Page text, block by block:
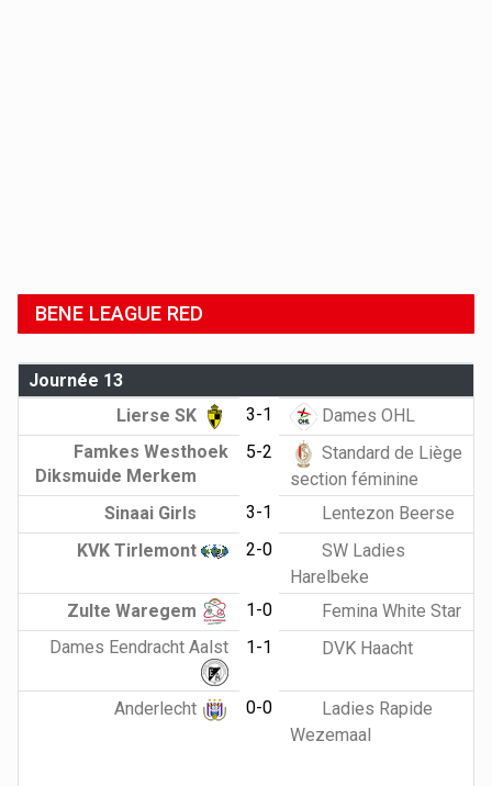
BENE LEAGUE RED
Journée 13
Lierse SK
3-1
Dames OHL
Famkes Westhoek
Diksmuide Merkem
5-2
Standard de Liège
section féminine
Sinaai Girls
3-1
Lentezon Beerse
KVK Tirlemont
2-0
SW Ladies
Harelbeke
Zulte Waregem
1-0
Femina White Star
Dames Eendracht Aalst
1-1 DVK Haacht
Anderlecht 0-0
Ladies Rapide
Wezemaal